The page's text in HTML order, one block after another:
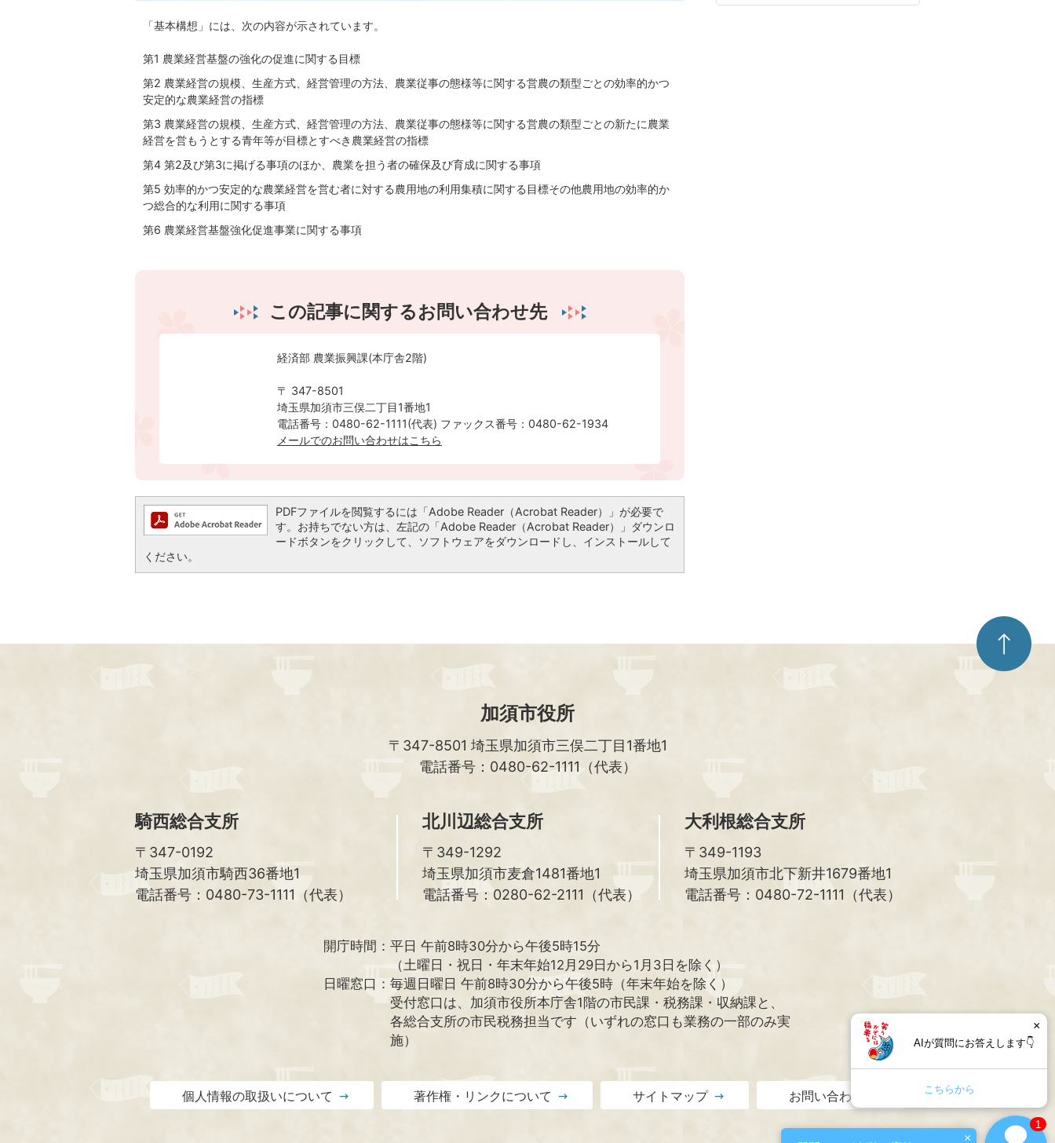
「基本構想」には、次の内容が示されています。
第1 農業経営基盤の強化の促進に関する目標
第2 農業経営の規模、生産方式、経営管理の方法、農業従事の態様等に関する営農の類型ごとの効率的かつ
安定的な農業経営の指標
第3 農業経営の規模、生産方式、経営管理の方法、農業従事の態様等に関する営農の類型ごとの新たに農業
経営を営もうとする青年等が目標とすべき農業経営の指標
第4 第2及び第3に掲げる事項のほか、農業を担う者の確保及び育成に関する事項
第5 効率的かつ安定的な農業経営を営む者に対する農用地の利用集積に関する目標その他農用地の効率的か
つ総合的な利用に関する事項
第6 農業経営基盤強化促進事業に関する事項
この記事に関するお問い合わせ先
経済部 農業振興課(本庁舎2階)
〒 347-8501
埼玉県加須市三俣二丁目1番地1
電話番号：0480-62-1111(代表) ファックス番号：0480-62-1934
メールでのお問い合わせはこちら
PDFファイルを閲覧するには「Adobe Reader（Acrobat Reader）」が必要で
す。お持ちでない方は、左記の「Adobe Reader（Acrobat Reader）」ダウンロ
ードボタンをクリックして、ソフトウェアをダウンロードし、インストールして
ください。
ペ
ー
ジ
加須市役所
〒347-8501 埼玉県加須市三俣二丁目1番地1
電話番号：0480-62-1111（代表）
騎西総合支所
〒347-0192
埼玉県加須市騎西36番地1
電話番号：0480-73-1111（代表）
北川辺総合支所
〒349-1292
埼玉県加須市麦倉1481番地1
電話番号：0280-62-2111（代表）
大利根総合支所
〒349-1193
埼玉県加須市北下新井1679番地1
電話番号：0480-72-1111（代表）
開庁時間： 平日 午前8時30分から午後5時15分
（土曜日・祝日・年末年始12月29日から1月3日を除く）
日曜窓口： 毎週日曜日 午前8時30分から午後5時（年末年始を除く）
受付窓口は、加須市役所本庁舎1階の市民課・税務課・収納課と、
各総合支所の市民税務担当です（いずれの窓口も業務の一部のみ実
施）
個人情報の取扱いについて 著作権・リンクについて サイトマップ お問い合わせ
AIが質問にお答えします👇
こちらから
×
×
1